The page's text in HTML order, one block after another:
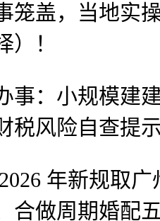
笼盖，当地实
）！
：小规模建建
税风险自查提示
年新规取广
合做周期婚配